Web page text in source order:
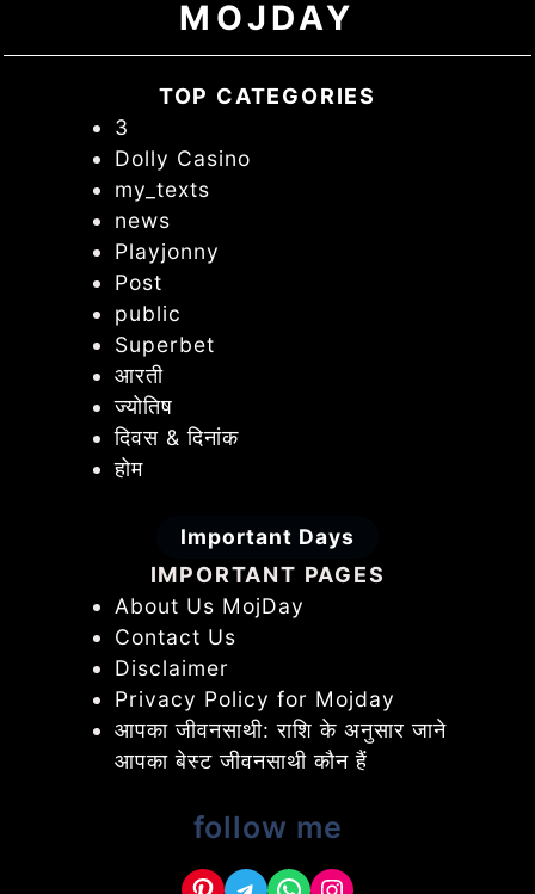
MOJDAY
TOP CATEGORIES
3
Dolly Casino
my_texts
news
Playjonny
Post
public
Superbet
आरती
ज्योतिष
दिवस & दिनांक
होम
Important Days
IMPORTANT PAGES
About Us MojDay
Contact Us
Disclaimer
Privacy Policy for Mojday
आपका जीवनसाथी: राशि के अनुसार जाने
आपका बेस्ट जीवनसाथी कौन हैं
follow me